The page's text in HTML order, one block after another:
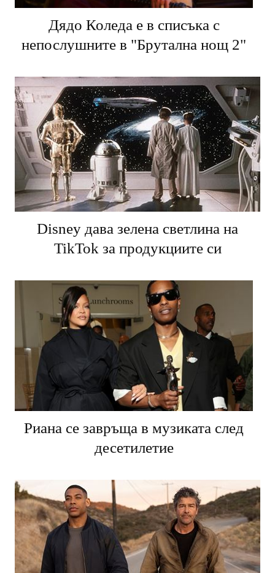
Дядо Коледа е в списъка с
непослушните в "Брутална нощ 2"
Disney дава зелена светлина на
TikTok за продукциите си
Риана се завръща в музиката след
десетилетие